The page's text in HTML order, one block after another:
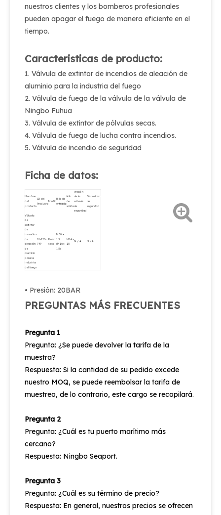
nuestros clientes y los bomberos profesionales
pueden apagar el fuego de manera eficiente en el
tiempo.
Caracteristicas de producto:
1. Válvula de extintor de incendios de aleación de
aluminio para la industria del fuego
2. Válvula de fuego de la válvula de la válvula de
Ningbo Fuhua
3. Válvula de extintor de pólvulas secas.
4. Válvula de fuego de lucha contra incendios.
5. Válvula de incendio de seguridad
Ficha de datos:
Nombre
del
producto
ID del
Producto
Medio
Hilo de
entrada
Hilo
de
salida
Presión
de la
válvula
de
seguridad
Dispositivo
de
seguridad
Válvula
de
extintor
de
incendios
de
aleación
de
aluminio
para la
industria
del fuego
01-120-
749
Polvo
seco
M30 ×
1.5
(M16 ×
1.5)
M14 ×
1.5
N / A N / A
• Presión: 20BAR
PREGUNTAS MÁS FRECUENTES
Pregunta 1
Pregunta: ¿Se puede devolver la tarifa de la
muestra?
Respuesta: Si la cantidad de su pedido excede
nuestro MOQ, se puede reembolsar la tarifa de
muestreo, de lo contrario, este cargo se recopilará.
Pregunta 2
Pregunta: ¿Cuál es tu puerto marítimo más
cercano?
Respuesta: Ningbo Seaport.
Pregunta 3
Pregunta: ¿Cuál es su término de precio?
Respuesta: En general, nuestros precios se ofrecen